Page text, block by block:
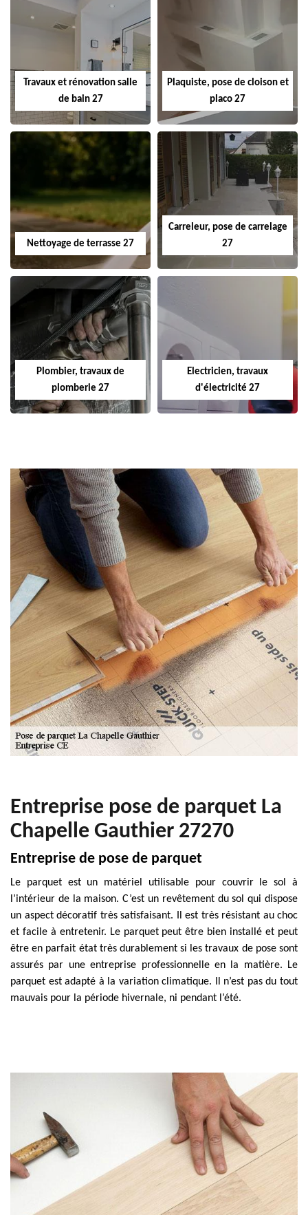
Travaux et rénovation salle
de bain 27
Plaquiste, pose de cloison et
placo 27
Nettoyage de terrasse 27
Carreleur, pose de carrelage
27
Plombier, travaux de
plomberie 27
Electricien, travaux
d'électricité 27
Entreprise pose de parquet La
Chapelle Gauthier 27270
Entreprise de pose de parquet
Le parquet est un matériel utilisable pour couvrir le sol à
l’intérieur de la maison. C’est un revêtement du sol qui dispose
un aspect décoratif très satisfaisant. Il est très résistant au choc
et facile à entretenir. Le parquet peut être bien installé et peut
être en parfait état très durablement si les travaux de pose sont
assurés par une entreprise professionnelle en la matière. Le
parquet est adapté à la variation climatique. Il n’est pas du tout
mauvais pour la période hivernale, ni pendant l’été.